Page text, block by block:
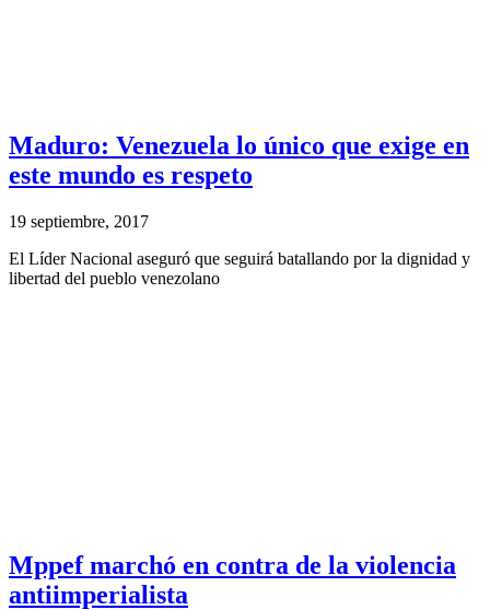
Maduro: Venezuela lo único que exige en
este mundo es respeto
19 septiembre, 2017
El Líder Nacional aseguró que seguirá batallando por la dignidad y
libertad del pueblo venezolano
Mppef marchó en contra de la violencia
antiimperialista